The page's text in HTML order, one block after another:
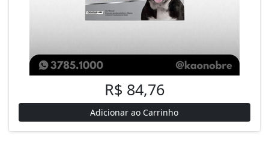
R$ 84,76
Adicionar ao Carrinho